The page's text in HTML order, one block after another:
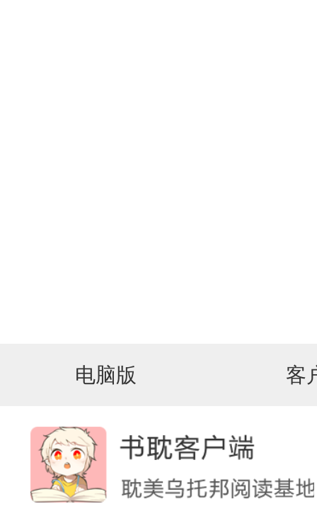
电脑版 客